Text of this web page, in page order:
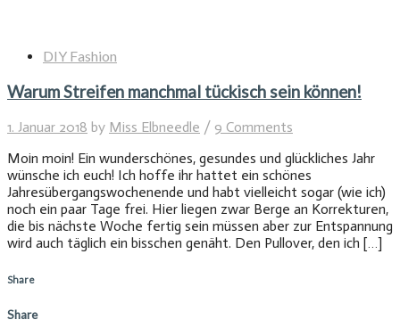
DIY Fashion
Warum Streifen manchmal tückisch sein können!
1. Januar 2018 by Miss Elbneedle / 9 Comments
Moin moin! Ein wunderschönes, gesundes und glückliches Jahr
wünsche ich euch! Ich hoffe ihr hattet ein schönes
Jahresübergangswochenende und habt vielleicht sogar (wie ich)
noch ein paar Tage frei. Hier liegen zwar Berge an Korrekturen,
die bis nächste Woche fertig sein müssen aber zur Entspannung
wird auch täglich ein bisschen genäht. Den Pullover, den ich […]
Share
Share